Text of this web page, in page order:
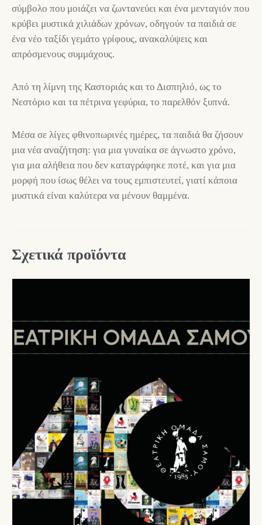
σύμβολο που μοιάζει να ζωντανεύει και ένα μενταγιόν που
κρύβει μυστικά χιλιάδων χρόνων, οδηγούν τα παιδιά σε
ένα νέο ταξίδι γεμάτο γρίφους, ανακαλύψεις και
απρόσμενους συμμάχους.
Από τη λίμνη της Καστοριάς και το Δισπηλιό, ως το
Νεστόριο και τα πέτρινα γεφύρια, το παρελθόν ξυπνά.
Μέσα σε λίγες φθινοπωρινές ημέρες, τα παιδιά θα ζήσουν
μια νέα αναζήτηση: για μια γυναίκα σε άγνωστο χρόνο,
για μια αλήθεια που δεν καταγράφηκε ποτέ, και για μια
μορφή που ίσως θέλει να τους εμπιστευτεί, γιατί κάποια
μυστικά είναι καλύτερα να μένουν θαμμένα.
Σχετικά προϊόντα